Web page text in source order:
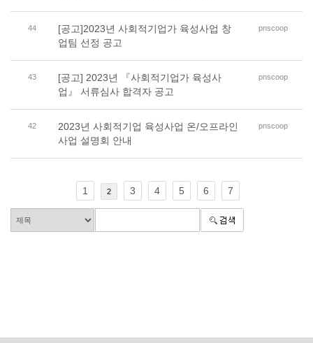
44
[공고]2023년 사회적기업가 육성사업 창
업팀 선정 공고
pnscoop
43
[공고] 2023년 『사회적기업가 육성사
업』 서류심사 합격자 공고
pnscoop
42
2023년 사회적기업 육성사업 온/오프라인
사업 설명회 안내
pnscoop
1 2 3 4 5 6 7